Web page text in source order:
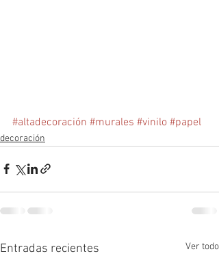
#altadecoración #murales #vinilo #papel
decoración
Entradas recientes Ver todo